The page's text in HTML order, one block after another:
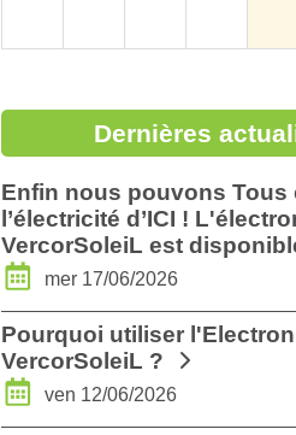
Dernières
Enfin nous pouvons Tous
l’électricité d’ICI !
VercorSoleiL est
mer 17/06/2026
Pourquoi utiliser l'Electron
VercorSoleiL ?
ven 12/06/2026